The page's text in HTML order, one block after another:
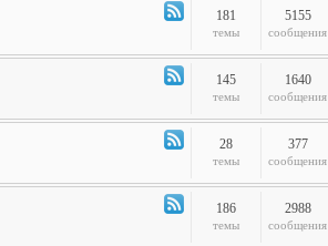
Канал
-
Time2Burn
181
темы
5155
сообщения
Канал
-
Галопом
145
темы
1640
сообщения
Канал
-
Стальная
28
темы
377
сообщения
Канал
186
темы
2988
сообщения